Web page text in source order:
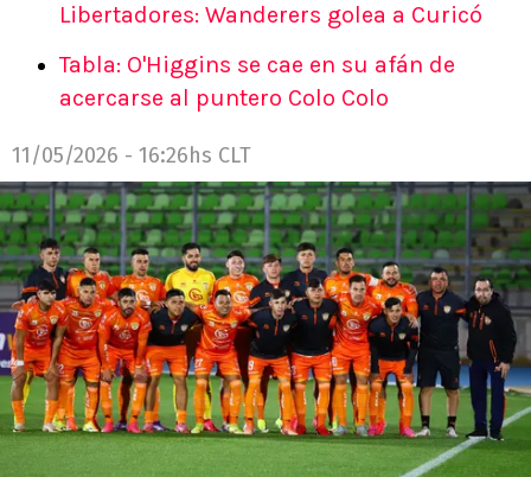
Libertadores: Wanderers golea a Curicó
Tabla: O'Higgins se cae en su afán de
acercarse al puntero Colo Colo
11/05/2026 - 16:26hs CLT